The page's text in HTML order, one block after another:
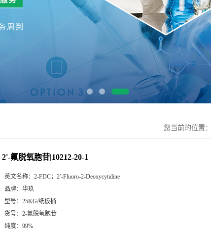
您当前的位置：
2'-氟脱氧胞苷|10212-20-1
英文名称： 2-FDC；2′-Fluoro-2-Deoxycytidine
品牌： 华玖
型号： 25KG/纸板桶
货号： 2-氟脱氧胞苷
纯度： 99%